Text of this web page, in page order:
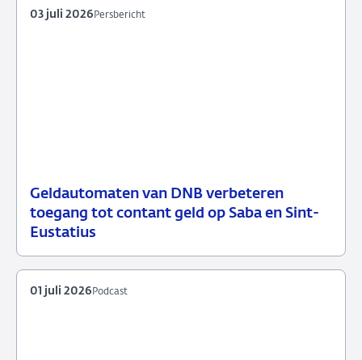
2026
Geldautomaten van DNB verbeteren
toegang tot contant geld op Saba en Sint-
Eustatius
03
juli
Persbericht
Persbericht
03 juli 2026
Podcast
01 juli 2026